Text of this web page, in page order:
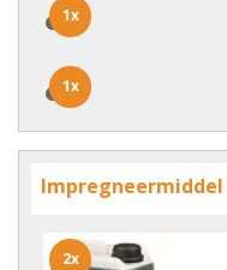
1x
1x
1x
1x
Impregneermiddel
2x